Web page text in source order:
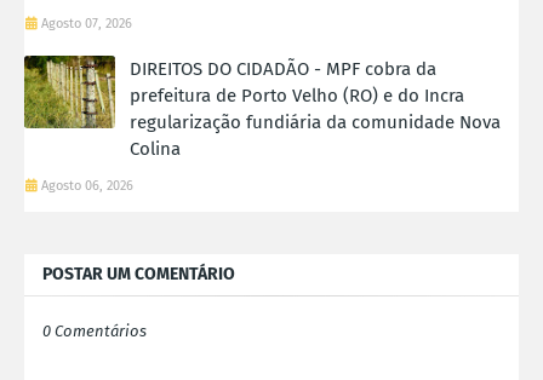
Agosto 07, 2026
DIREITOS DO CIDADÃO - MPF cobra da
prefeitura de Porto Velho (RO) e do Incra
regularização fundiária da comunidade Nova
Colina
Agosto 06, 2026
POSTAR UM COMENTÁRIO
0 Comentários